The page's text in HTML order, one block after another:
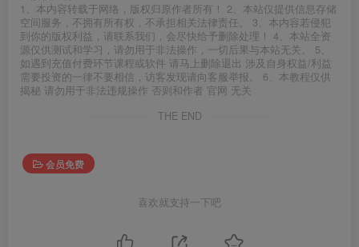
1、本内容转载于网络，版权归原作者所有！ 2、本站仅提供信息存储
空间服务，不拥有所有权，不承担相关法律责任。 3、本内容若侵犯
到你的版权利益，请联系我们，会尽快给予删除处理！ 4、本站全资
源仅供测试和学习，请勿用于非法操作，一切后果与本站无关。 5、
如遇到充值付费环节课程或软件 请马上删除退出 涉及自身权益/利益
需要投资的一律不要相信，访客发现请向客服举报。 6、本教程仅供
揭秘 请勿用于非法违规操作 否则和作者 官网 无关
THE END
会员免费
喜欢就支持一下吧